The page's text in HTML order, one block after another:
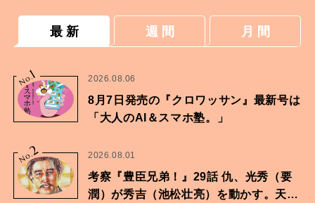
最 新 週 間 月 間
No.
1 2026.08.06
8月7日発売の『クロワッサン』最新号は
「大人のAI＆スマホ塾。」
No.2 2026.08.01
考察『豊臣兄弟！』29話 仇、光秀（要
潤）が秀吉（池松壮亮）を動かす。天下